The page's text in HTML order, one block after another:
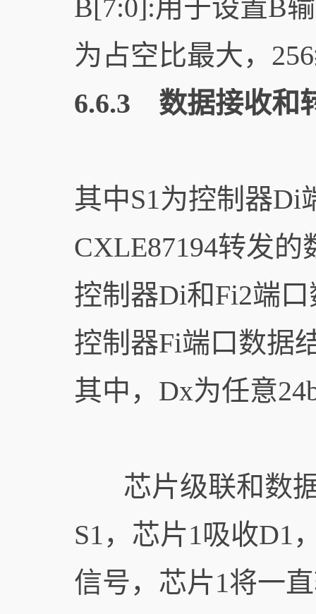
B[7:0]:用于设置B
为占空比最大，
6.6.3 数据接收和
其中S1为控制器Di
CXLE87194转发的
控制器Di和Fi2端
控制器Fi端口数据
其中，Dx为任意
芯片级联和数据
S1，芯片1吸收D1
信号，芯片1将一